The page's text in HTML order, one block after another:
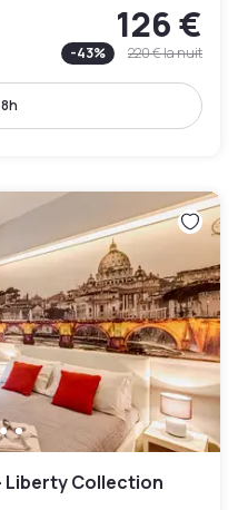
126 €
-43% 220 €la nuit
Liberty Collection